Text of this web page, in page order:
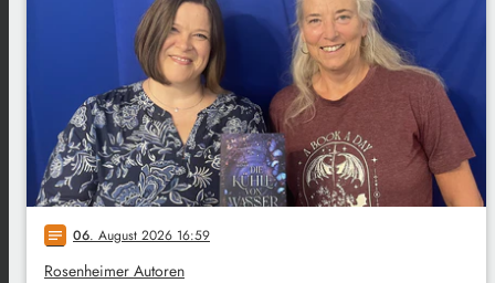
notes 06. August 2026 16:59
Rosenheimer Autoren